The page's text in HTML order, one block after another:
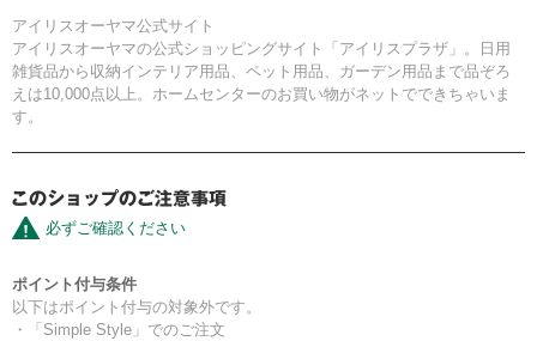
アイリスオーヤマ公式サイト
アイリスオーヤマの公式ショッピングサイト「アイリスプラザ」。日用
雑貨品から収納インテリア用品、ペット用品、ガーデン用品まで品ぞろ
えは10,000点以上。ホームセンターのお買い物がネットでできちゃいま
す。
必ずご確認ください
ポイント付与条件
以下はポイント付与の対象外です。
・「Simple Style」でのご注文